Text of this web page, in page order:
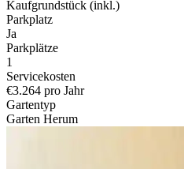
Kaufgrundstück (inkl.)
Parkplatz
Ja
Parkplätze
1
Servicekosten
€3.264 pro Jahr
Gartentyp
Garten Herum